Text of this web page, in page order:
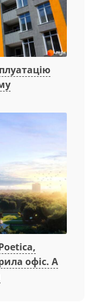
офіс. А